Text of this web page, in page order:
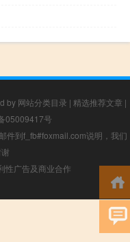
by 网站分类目录 | 精选推荐文章 |
05009417号
件到f_fb#foxmail.com说明，我们
性广告及商业合作